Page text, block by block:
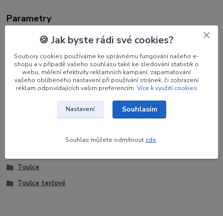
Parametry
Výrobce Avalon
Orientace RH
Barva Černo-zelená
Zboží zařazeno v kategoriích
Toulce
Toulce terčové
🍪 Jak byste rádi své cookies?
Soubory cookies používáme ke správnému fungování našeho e-
shopu a v případě vašeho souhlasu také ke sledování statistik o
webu, měření efektivity reklamních kampaní, zapamatování
vašeho oblíbeného nastavení při používání stránek, či zobrazení
reklam odpovídajících vašim preferencím. Více k využití cookies
Nastavení Souhlasím
Souhlas můžete odmítnout zde.